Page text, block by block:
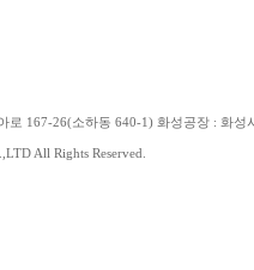
로 167-26(소하동 640-1) 화성공장 : 화
All Rights Reserved.